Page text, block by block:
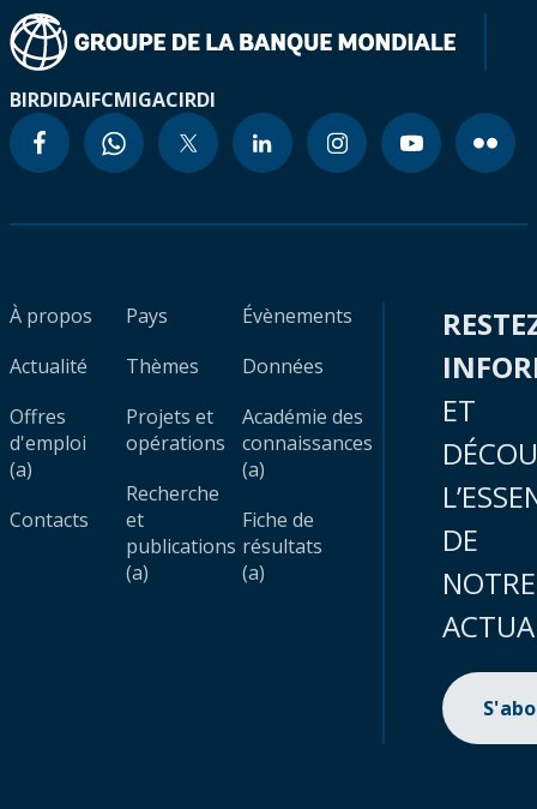
BIRDIDAIFCMIGACIRDI
À propos
Actualité
Offres
d'emploi
(a)
Contacts
Pays
Thèmes
Projets et
opérations
Recherche
et
publications
(a)
Évènements
Données
Académie des
connaissances
(a)
Fiche de
résultats
(a)
ET
DE
NOTRE